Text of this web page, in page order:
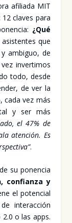
afi­lia­da MIT
cla­ves para
¿Qué
que
ambi­guo, de
inver­ti­mos
todo, des­de
de ver la
cada vez más
y ser más
el 47% de
aten­ción. Es
.
su ponen­cia
con­fian­za y
el poten­cial
inter­ac­ción
o las apps.